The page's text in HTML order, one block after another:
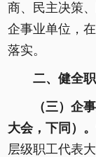
商、民主决策
企事业单位，
落实。
二、健全
（三）企事
大会，下同）。
层级职工代表